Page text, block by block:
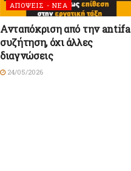
ΑΠΟΨΕΙΣ - ΝΕΑ
Ανταπόκριση από την antifa
συζήτηση, όχι άλλες
διαγνώσεις
24/05/2026